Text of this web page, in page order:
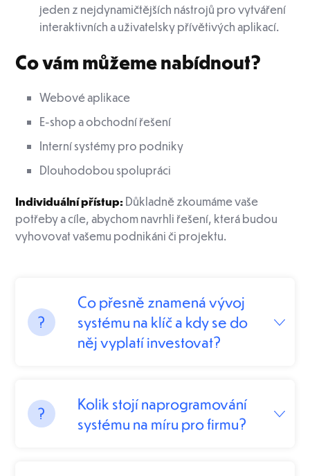
jeden z nejdynamičtějších nástrojů pro vytváření
interaktivních a uživatelsky přívětivých aplikací.
Co vám můžeme nabídnout?
Webové aplikace
E-shop a obchodní řešení
Interní systémy pro podniky
Dlouhodobou spolupráci
Individuální přístup: Důkladně zkoumáme vaše
potřeby a cíle, abychom navrhli řešení, která budou
vyhovovat vašemu podnikáni či projektu.
Co přesně znamená vývoj
systému na klíč a kdy se do
něj vyplatí investovat?
Kolik stojí naprogramování
systému na míru pro firmu?